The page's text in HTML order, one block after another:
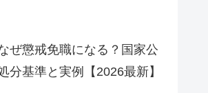
ぜ懲戒免職になる？国家公
分基準と実例【2026最新】